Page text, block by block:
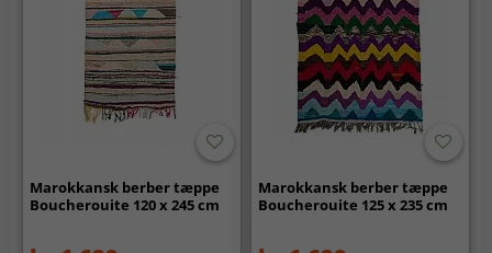
Marokkansk berber tæppe
Boucherouite 120 x 245 cm
Marokkansk berber tæppe
Boucherouite 125 x 235 cm